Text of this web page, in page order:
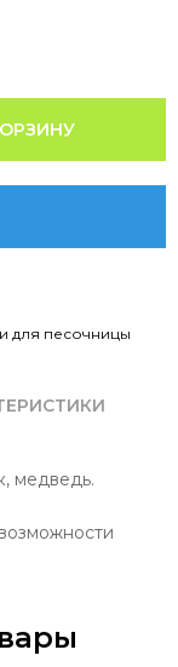
для песочницы
медведь.